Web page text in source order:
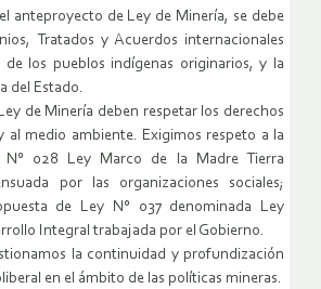
anteproyecto de Ley de Minería, se debe
Tratados y Acuerdos internacionales
de los pueblos indígenas originarios, y la
del Estado.
de Minería deben respetar los derechos
al medio ambiente. Exigimos respeto a la
N° 028 Ley Marco de la Madre Tierra
por las organizaciones sociales;
de Ley N° 037 denominada Ley
Integral trabajada por el Gobierno.
la continuidad y profundización
en el ámbito de las políticas mineras.